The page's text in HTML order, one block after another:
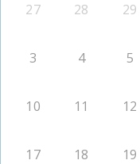
27 28 29
3 4 5
10 11 12
17 18 19